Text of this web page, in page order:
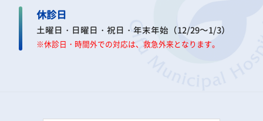
休診日
土曜日・日曜日・祝日・年末年始（12/29～1/3）
※休診日・時間外での対応は、救急外来となります。